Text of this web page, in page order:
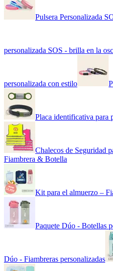
Pulsera Personalizada
personalizada SOS - brilla en la
personalizada con estilo
Placa identificativa para
Chalecos de Seguridad
Fiambrera & Botella
Kit para el almuerzo –
Paquete Dúo - Botellas
Dúo - Fiambreras personalizadas